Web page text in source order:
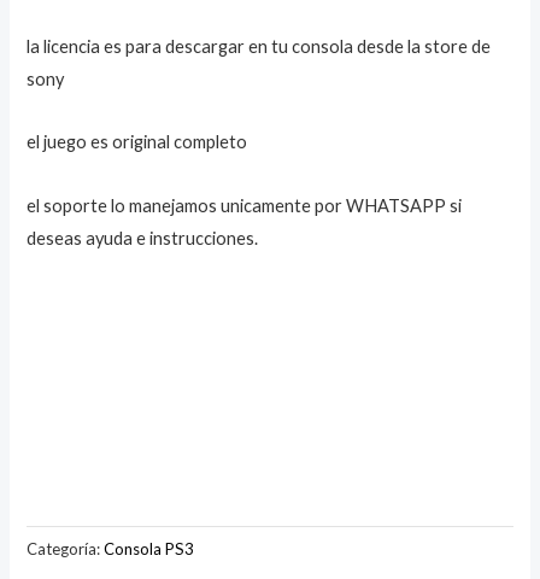
la licencia es para descargar en tu consola desde la store de
sony
el juego es original completo
el soporte lo manejamos unicamente por WHATSAPP si
deseas ayuda e instrucciones.
Categoría:Consola PS3